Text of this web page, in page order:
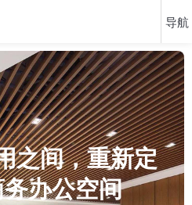
之间，重新定
办公空间